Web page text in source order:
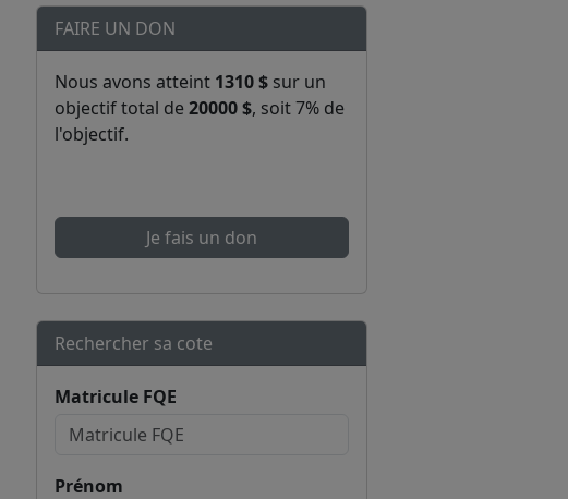
FAIRE UN DON
Nous avons atteint 1310 $ sur un
objectif total de 20000 $, soit 7% de
l'objectif.
Je fais un don
Rechercher sa cote
Matricule FQE
Prénom